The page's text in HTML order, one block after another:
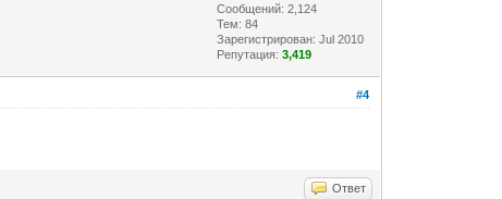
Сообщений: 2,124
Тем: 84
Зарегистрирован: Jul 2010
Репутация:3,419
#4
Ответ